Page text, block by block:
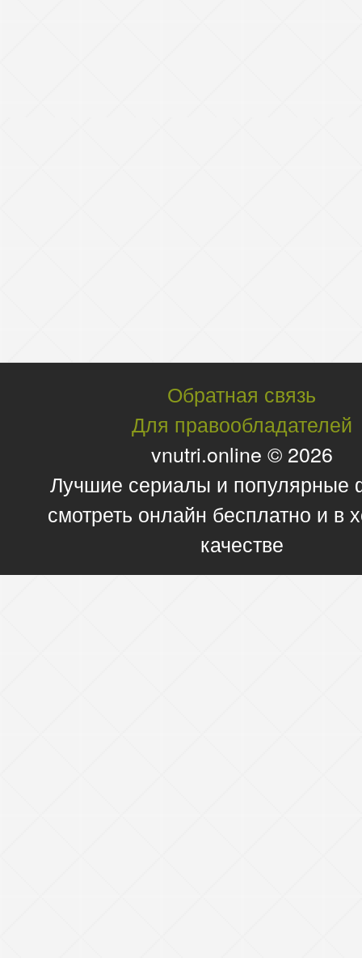
Обратная связь
Для правообладателей
vnutri.online © 2026
Лучшие сериалы и
смотреть онлайн бесплатно и в
качестве